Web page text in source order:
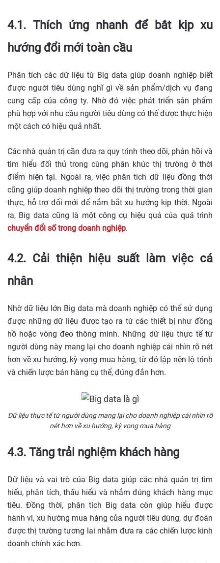
4.1. Thích ứng nhanh để bắt kịp xu
hướng đổi mới toàn cầu
Phân tích các dữ liệu từ Big data giúp doanh nghiệp biết
được người tiêu dùng nghĩ gì về sản phẩm/dịch vụ đang
cung cấp của công ty. Nhờ đó việc phát triển sản phẩm
phù hợp với nhu cầu người tiêu dùng có thể được thực hiện
một cách có hiệu quả nhất.
Các nhà quản trị cần đưa ra quy trình theo dõi, phản hồi và
tìm hiểu đối thủ trong cùng phân khúc thị trường ở thời
điểm hiện tại. Ngoài ra, việc phân tích dữ liệu đồng thời
cũng giúp doanh nghiệp theo dõi thị trường trong thời gian
thực, hỗ trợ đổi mới để nắm bắt xu hướng kịp thời. Ngoài
ra, Big data cũng là một công cụ hiệu quả của quá trình
chuyển đổi số trong doanh nghiệp.
4.2. Cải thiện hiệu suất làm việc cá
nhân
Nhờ dữ liệu lớn Big data mà doanh nghiệp có thể sử dụng
được những dữ liệu được tạo ra từ các thiết bị như đồng
hồ hoặc vòng đeo thông minh. Những dữ liệu thực tế từ
người dùng này mang lại cho doanh nghiệp cái nhìn rõ nét
hơn về xu hướng, kỳ vọng mua hàng, từ đó lập nên lộ trình
và chiến lược bán hàng cụ thể, đúng đắn hơn.
Dữ liệu thực tế từ người dùng mang lại cho doanh nghiệp cái nhìn rõ
nét hơn về xu hướng, kỳ vọng mua hàng
4.3. Tăng trải nghiệm khách hàng
Dữ liệu và vai trò của Big data giúp các nhà quản trị tìm
hiểu, phân tích, thấu hiểu và nhắm đúng khách hàng mục
tiêu. Đồng thời, phân tích Big data còn giúp hiểu được
hành vi, xu hướng mua hàng của người tiêu dùng, dự đoán
được thị trường tương lai nhằm đưa ra các chiến lược kinh
doanh chính xác hơn.